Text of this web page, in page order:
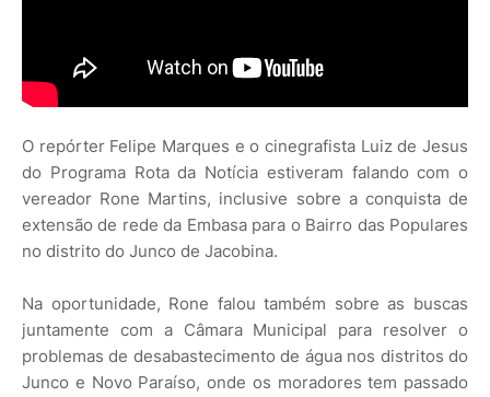
O repórter Felipe Marques e o cinegrafista Luiz de Jesus
do Programa Rota da Notícia estiveram falando com o
vereador Rone Martins, inclusive sobre a conquista de
extensão de rede da Embasa para o Bairro das Populares
no distrito do Junco de Jacobina.
Na oportunidade, Rone falou também sobre as buscas
juntamente com a Câmara Municipal para resolver o
problemas de desabastecimento de água nos distritos do
Junco e Novo Paraíso, onde os moradores tem passado